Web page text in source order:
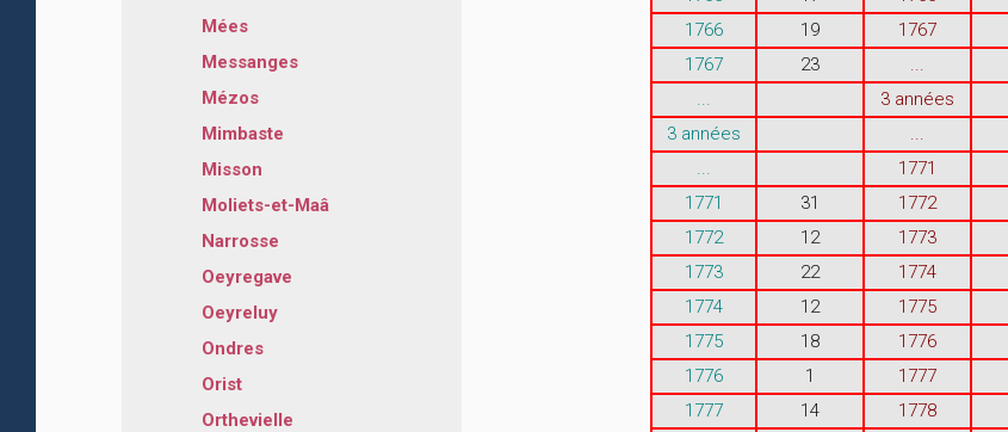
Mées
Messanges
Mézos
Mimbaste
Misson
Moliets-et-Maâ
Narrosse
Oeyregave
Oeyreluy
Ondres
Orist
Orthevielle
1766
19 1767
1767
23
3 années
3 années
1771
1771
31 1772
1772
12 1773
1773
22 1774
1774
12 1775
1775
18 1776
1776
1 1777
1777
14 1778